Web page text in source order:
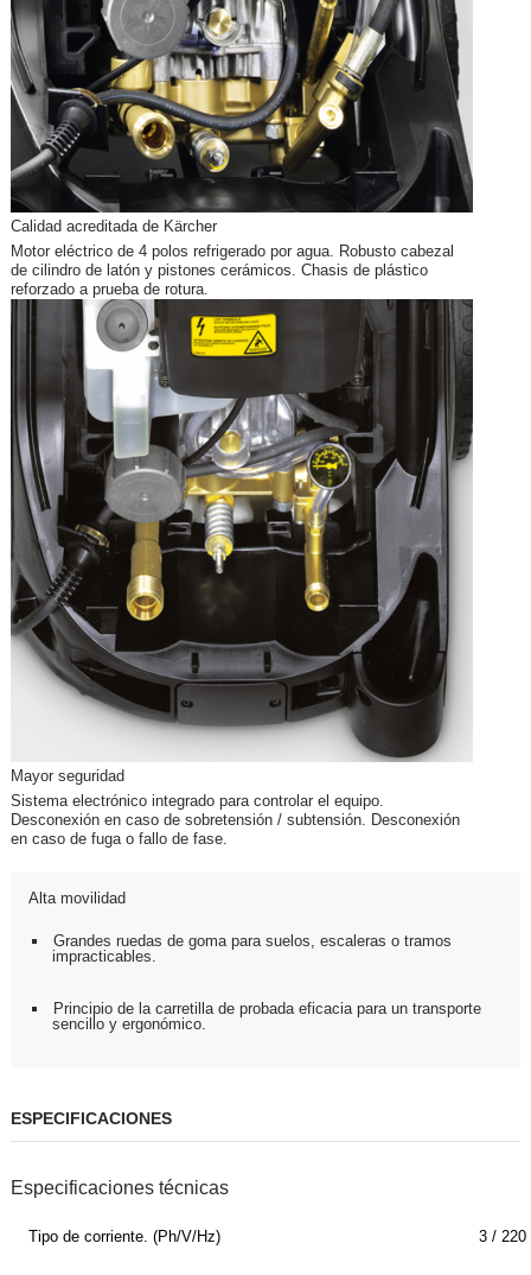
Calidad acreditada de Kärcher
Motor eléctrico de 4 polos refrigerado por agua. Robusto cabezal
de cilindro de latón y pistones cerámicos. Chasis de plástico
reforzado a prueba de rotura.
Mayor seguridad
Sistema electrónico integrado para controlar el equipo.
Desconexión en caso de sobretensión / subtensión. Desconexión
en caso de fuga o fallo de fase.
Alta movilidad
Grandes ruedas de goma para suelos, escaleras o tramos
impracticables.
Principio de la carretilla de probada eficacia para un transporte
sencillo y ergonómico.
ESPECIFICACIONES
Especificaciones técnicas
Tipo de corriente. (Ph/V/Hz) 3 / 220